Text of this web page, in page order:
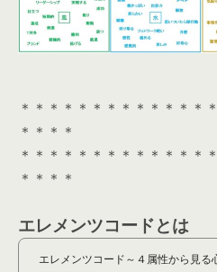
＊＊＊＊＊＊＊＊＊＊＊＊＊
＊＊＊＊
＊＊＊＊＊＊＊＊＊＊＊＊＊
＊＊＊＊
エレメンツコードとは
エレメンツコード～４属性から見る